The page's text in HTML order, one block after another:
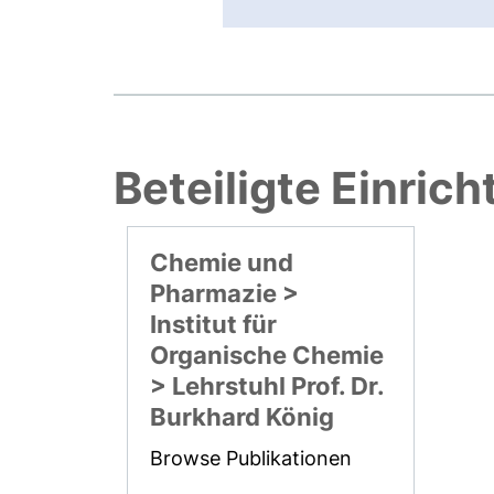
Beteiligte
Chemie und
Pharmazie >
Institut für
Organische Chemie
> Lehrstuhl Prof. Dr.
Burkhard König
Browse Publikationen